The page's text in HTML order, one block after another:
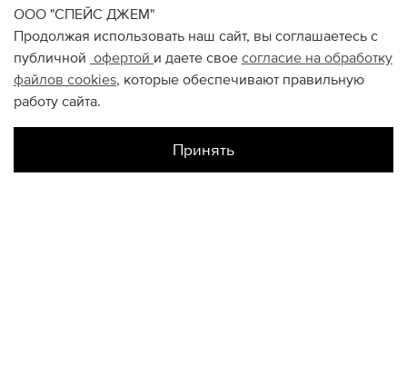
ООО "СПЕЙС ДЖЕМ"
Продолжая использовать наш сайт, вы соглашаетесь с
публичной офертой и даете свое согласие на обработку
файлов cookies, которые обеспечивают правильную
работу сайта.
Принять